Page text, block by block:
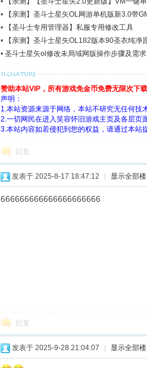
•
【亲测】圣斗士星矢OL网游单机版新3.0带
•
【圣斗士专用管理器】私服专用修改工具
•
【亲测】圣斗士星矢OL182版本90圣衣纯净
• 圣斗士星矢ol修改未局域网版操作步骤及需求
赞助本站VIP，所有游戏免金币免费无限次下
声明：
1.本站资源来源于网络，本站不研究无任何
2.一切网民在进入笑容怀旧游戏主页及各层页
3.本站内容如若侵犯到您的权益，请通过本站
回复
发表于 2025-8-17 18:47:12 显示全部
666666666666666666666
回复
发表于 2025-9-28 21:04:07 显示全部